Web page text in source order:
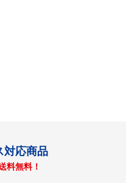
対応商品
料無料！